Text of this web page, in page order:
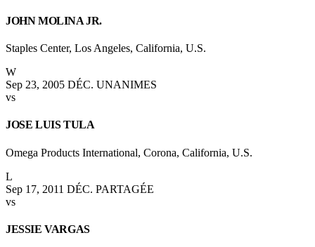
JOHN MOLINA JR.
Staples Center, Los Angeles, California, U.S.
W
Sep 23, 2005 DÉC. UNANIMES
vs
JOSE LUIS TULA
Omega Products International, Corona, California, U.S.
L
Sep 17, 2011 DÉC. PARTAGÉE
vs
JESSIE VARGAS